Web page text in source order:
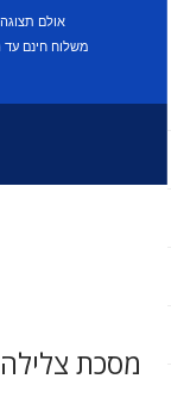
אולם תצוגה,
משלוח חינם עד הבית
מסכת צלילה Super View